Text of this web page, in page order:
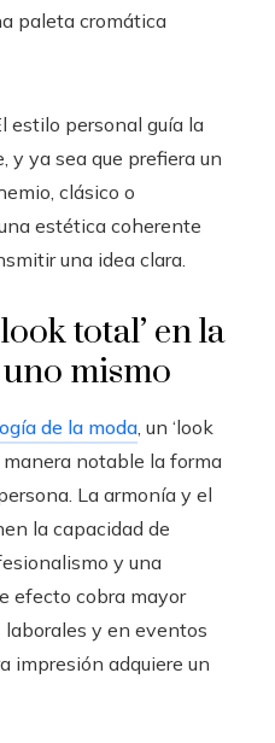
paleta cromática
estilo personal guía la
y ya sea que prefiera un
clásico o
estética coherente
una idea clara.
total’ en la
mismo
de la moda, un ‘look
manera notable la forma
La armonía y el
la capacidad de
y una
efecto cobra mayor
y en eventos
impresión adquiere un